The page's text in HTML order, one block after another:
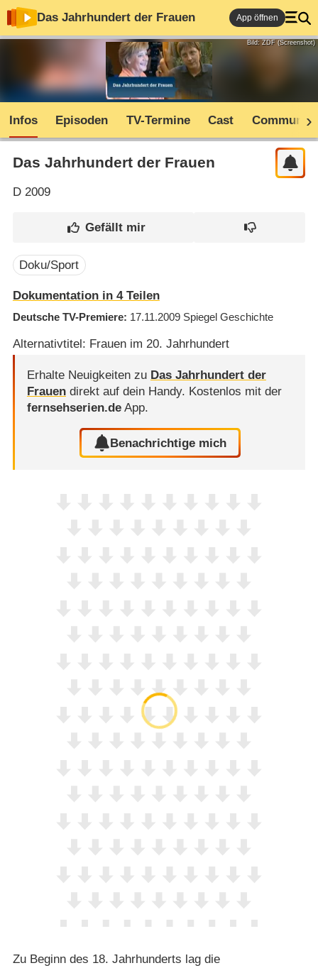
Das Jahrhundert der Frauen App öffnen
Bild: ZDF (Screenshot)
Infos Episoden TV-Termine Cast Community
Das Jahrhundert der Frauen
D2009
Doku/Sport
Dokumentation in 4 Teilen
Deutsche TV-Premiere 17.11.2009 Spiegel Geschichte
Alternativtitel: Frauen im 20. Jahrhundert
Erhalte Neuigkeiten zu Das Jahrhundert der
Frauendirekt auf dein Handy. Kostenlos mit der
fernsehserien.deApp.
Benachrichtige mich
Zu Beginn des 18. Jahrhunderts lag die